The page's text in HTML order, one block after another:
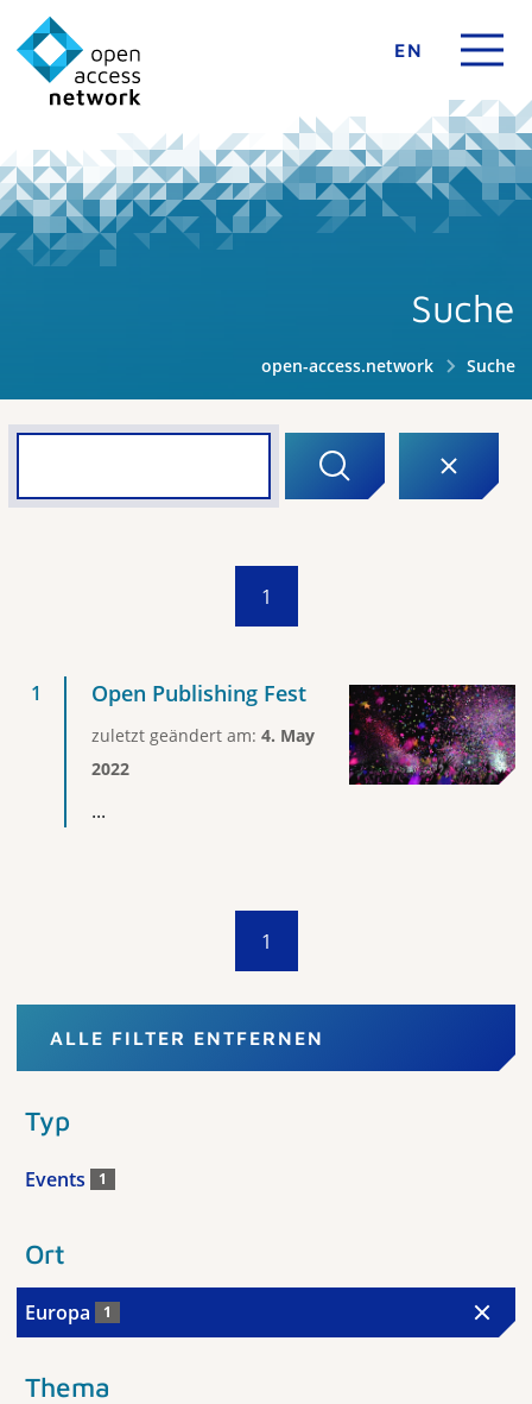
EN
Suche
open-access.network Suche
1
Open Publishing Fest
zuletzt geändert am: 4. May
2022
...
1
ALLE FILTER ENTFERNEN
Typ
Events 1
Ort
Europa 1
Thema